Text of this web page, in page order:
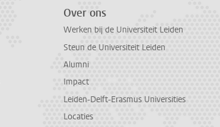
Over ons
Werken bij de Universiteit Leiden
Steun de Universiteit Leiden
Alumni
Impact
Leiden-Delft-Erasmus Universities
Locaties